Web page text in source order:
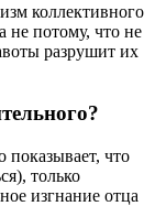
коллективного
не потому, что не
разрушит их
что
только
изгнание отца